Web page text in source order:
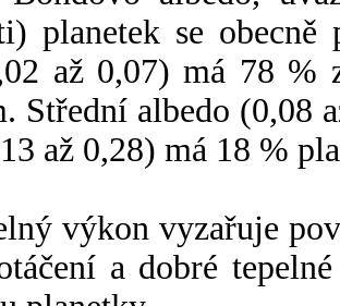
planetek se
až 0,07) má 78 %
Střední albedo (0,08
až 0,28) má 18 %
výkon vyzařuje
a dobré